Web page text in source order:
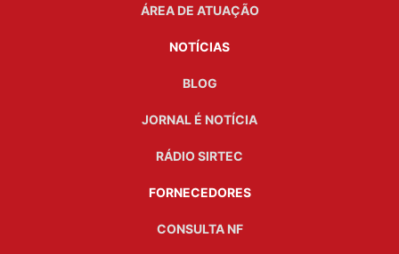
ÁREA DE ATUAÇÃO
NOTÍCIAS
BLOG
JORNAL É NOTÍCIA
RÁDIO SIRTEC
FORNECEDORES
CONSULTA NF